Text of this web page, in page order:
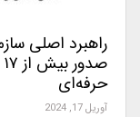
حرفه‌ای
آوریل 17, 2024